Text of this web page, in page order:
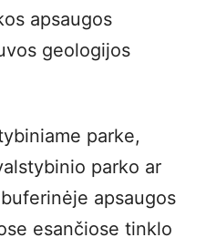
apsaugos
geologijos
parke,
parko ar
apsaugos
esančiose tinklo